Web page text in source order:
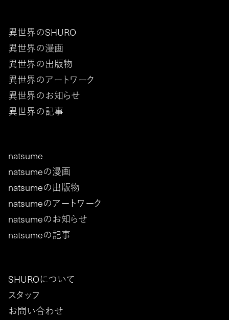
異世界のSHURO
異世界の漫画
異世界の出版物
異世界のアートワーク
異世界のお知らせ
異世界の記事
natsume
natsumeの漫画
natsumeの出版物
natsumeのアートワーク
natsumeのお知らせ
natsumeの記事
SHUROについて
スタッフ
お問い合わせ